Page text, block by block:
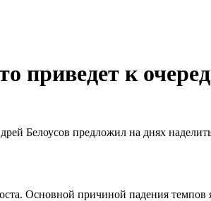
к
Белоусов предложил на днях
Основной причиной падения